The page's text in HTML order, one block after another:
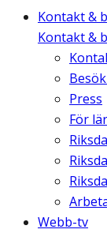
Kontakt &
Kontakt &
Press
För
Webb-tv